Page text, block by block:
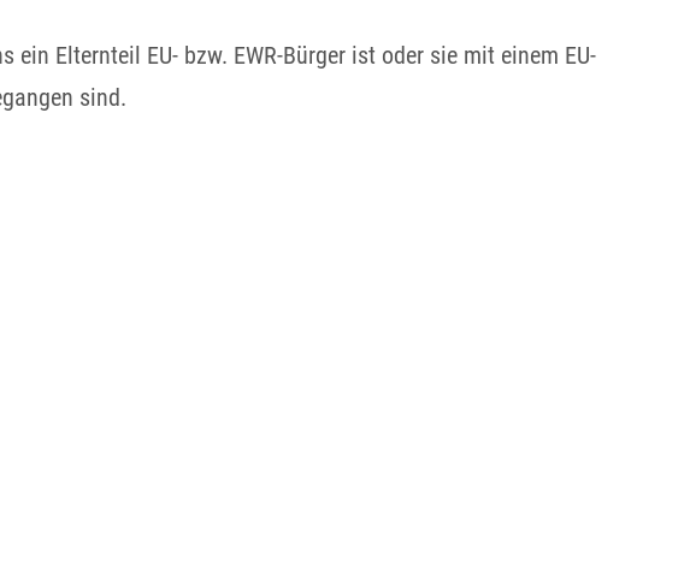
Elternteil EU- bzw. EWR-Bürger ist oder sie mit einem EU-
sind.